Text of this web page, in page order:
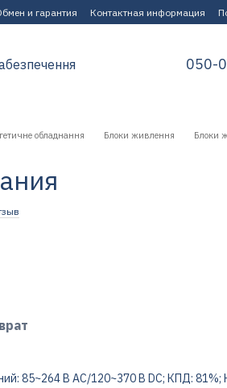
и гарантия Контактная информация
050-
обладнання Блоки живлення
Блоки
85~264 В AC/120~370 В DC; КПД: 81%;